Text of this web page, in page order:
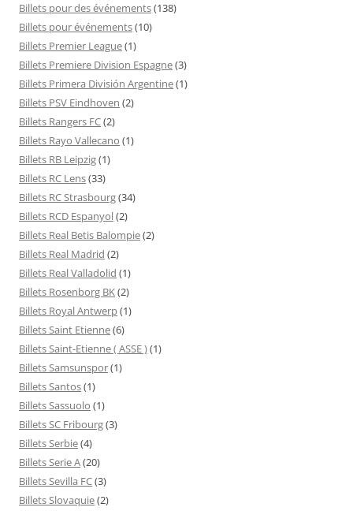
Billets pour des événements(138)
Billets pour événements(10)
Billets Premier League(1)
Billets Premiere Division Espagne(3)
Billets Primera División Argentine(1)
Billets PSV Eindhoven (2)
Billets Rangers FC(2)
Billets Rayo Vallecano (1)
Billets RB Leipzig(1)
Billets RC Lens(33)
Billets RC Strasbourg(34)
Billets RCD Espanyol(2)
Billets Real Betis Balompie(2)
Billets Real Madrid (2)
Billets Real Valladolid (1)
Billets Rosenborg BK(2)
Billets Royal Antwerp(1)
Billets Saint Etienne(6)
Billets Saint-Etienne ( ASSE )(1)
Billets Samsunspor(1)
Billets Santos(1)
Billets Sassuolo (1)
Billets SC Fribourg(3)
Billets Serbie(4)
Billets Serie A(20)
Billets Sevilla FC(3)
Billets Slovaquie(2)